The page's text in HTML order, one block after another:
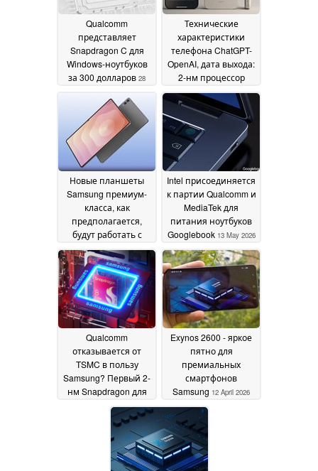
Qualcomm
представляет
Snapdragon C для
Windows-ноутбуков
за 300 долларов 28
Технические
характеристики
телефона ChatGPT-
OpenAI, дата выхода:
2-нм процессор
MediaTek,
оперативная память
LPDDR6, хранилище
UFS 5.0 и многое
другое
20 May 2026
Новые планшеты
Samsung премиум-
класса, как
предполагается,
будут работать с
MediaTek до 2026
года14 May 2026
Intel присоединяется
к партии Qualcomm и
MediaTek для
питания ноутбуков
Googlebook 13 May 2026
Qualcomm
отказывается от
TSMC в пользу
Samsung? Первый 2-
нм Snapdragon для
Android может
имитировать Exynos
22 April 2026
Exynos 2600 - яркое
пятно для
премиальных
смартфонов
Samsung 12 April 2026